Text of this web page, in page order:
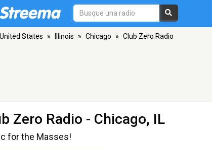
United States » Illinois » Chicago » Club Zero Radio
Zero Radio - Chicago, IL
for the Masses!